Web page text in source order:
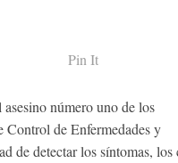
Pin It
número uno de los
Control de Enfermedades y
de detectar los síntomas,